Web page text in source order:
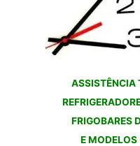
ASSISTÊNCIA
FRIGOBARES
E MODELOS